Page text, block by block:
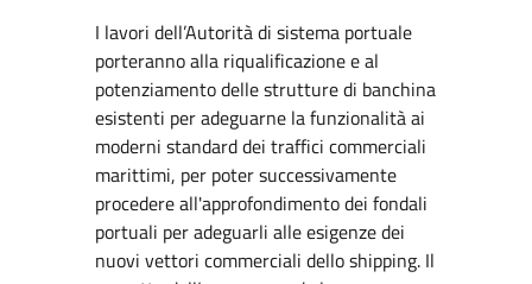
I lavori dell’Autorità di sistema portuale
porteranno alla riqualificazione e al
potenziamento delle strutture di banchina
esistenti per adeguarne la funzionalità ai
moderni standard dei traffici commerciali
marittimi, per poter successivamente
procedere all'approfondimento dei fondali
portuali per adeguarli alle esigenze dei
nuovi vettori commerciali dello shipping. Il